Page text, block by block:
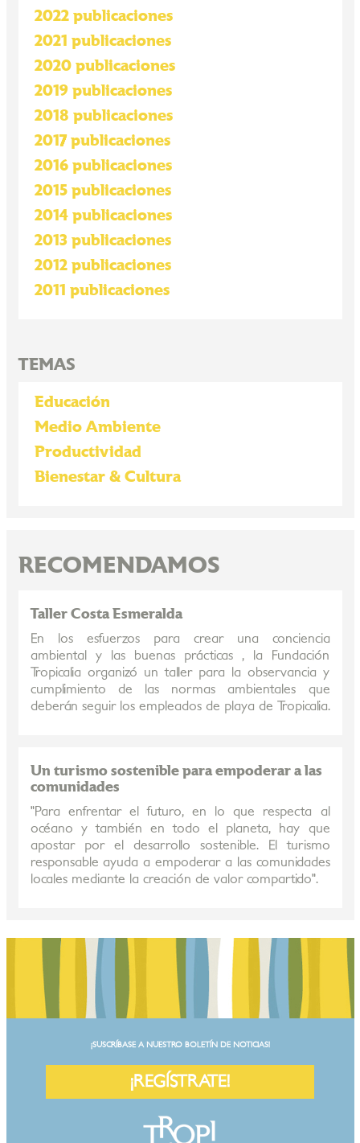
2022 publicaciones
2021 publicaciones
2020 publicaciones
2019 publicaciones
2018 publicaciones
2017 publicaciones
2016 publicaciones
2015 publicaciones
2014 publicaciones
2013 publicaciones
2012 publicaciones
2011 publicaciones
TEMAS
Educación
Medio Ambiente
Productividad
Bienestar & Cultura
RECOMENDAMOS
Taller Costa Esmeralda
En los esfuerzos para crear una conciencia
ambiental y las buenas prácticas , la Fundación
Tropicalia organizó un taller para la observancia y
cumplimiento de las normas ambientales que
deberán seguir los empleados de playa de Tropicalia.
Un turismo sostenible para empoderar a las
comunidades
"Para enfrentar el futuro, en lo que respecta al
océano y también en todo el planeta, hay que
apostar por el desarrollo sostenible. El turismo
responsable ayuda a empoderar a las comunidades
locales mediante la creación de valor compartido".
¡SUSCRÍBASE A NUESTRO BOLETÍN DE NOTICIAS!
¡REGÍSTRATE!